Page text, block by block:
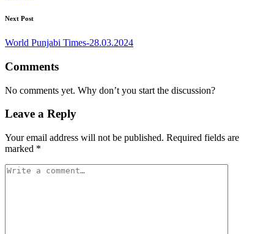
Next Post
World Punjabi Times-28.03.2024
Comments
No comments yet. Why don’t you start the discussion?
Leave a Reply
Your email address will not be published. Required fields are
marked *